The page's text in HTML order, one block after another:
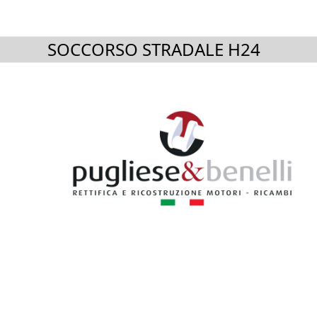
SOCCORSO STRADALE H24